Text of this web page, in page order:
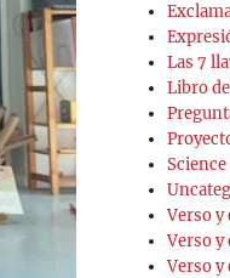
Las 7
Libro
Science
Verso y
Verso
Verso y